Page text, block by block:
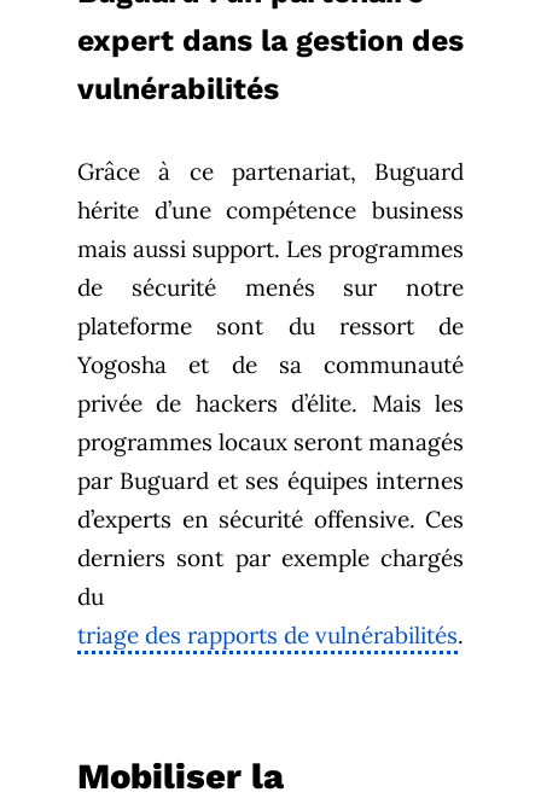
expert dans la gestion des
vulnérabilités
Grâce à ce partenariat, Buguard
hérite d’une compétence business
mais aussi support. Les programmes
de sécurité menés sur notre
plateforme sont du ressort de
Yogosha et de sa communauté
privée de hackers d’élite. Mais les
programmes locaux seront managés
par Buguard et ses équipes internes
d’experts en sécurité offensive. Ces
derniers sont par exemple chargés
du
triage des rapports de vulnérabilités.
Mobiliser la